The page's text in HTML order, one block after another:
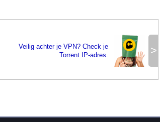
>
Veilig achter je VPN? Check je
Torrent IP-adres.